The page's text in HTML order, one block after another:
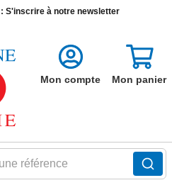
S'inscrire à notre newsletter
référence
Mon compte Mon panier